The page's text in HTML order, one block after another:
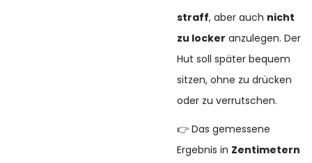
straff, aber auch nicht
zu locker anzulegen. Der
Hut soll später bequem
sitzen, ohne zu drücken
oder zu verrutschen.
👉 Das gemessene
Ergebnis in Zentimetern